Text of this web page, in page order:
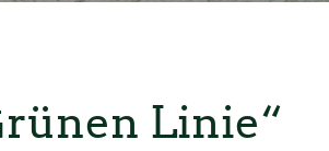
Linie“